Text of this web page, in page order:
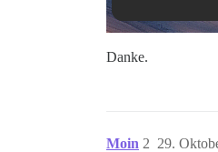
Danke.
Moin 29.
2